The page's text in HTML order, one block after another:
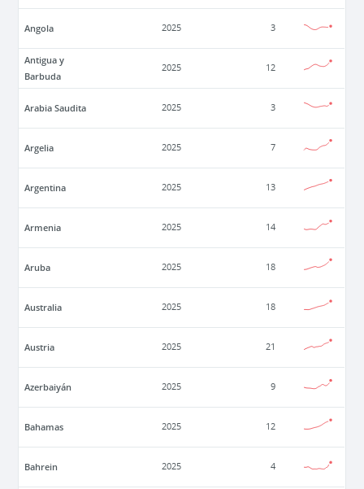
Angola 2025 3
Antigua y
Barbuda
2025 12
Arabia Saudita 2025 3
Argelia 2025 7
Argentina 2025 13
Armenia 2025 14
Aruba 2025 18
Australia 2025 18
Austria 2025 21
Azerbaiyán 2025 9
Bahamas 2025 12
Bahrein 2025 4